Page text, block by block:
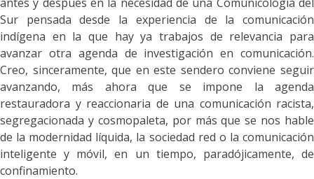
Sur pensada desde la experiencia de la comunicación
indígena en la que hay ya trabajos de relevancia para
avanzar otra agenda de investigación en comunicación.
Creo, sinceramente, que en este sendero conviene seguir
avanzando, más ahora que se impone la agenda
restauradora y reaccionaria de una comunicación racista,
segregacionada y cosmopaleta, por más que se nos hable
de la modernidad líquida, la sociedad red o la comunicación
inteligente y móvil, en un tiempo, paradójicamente, de
confinamiento.